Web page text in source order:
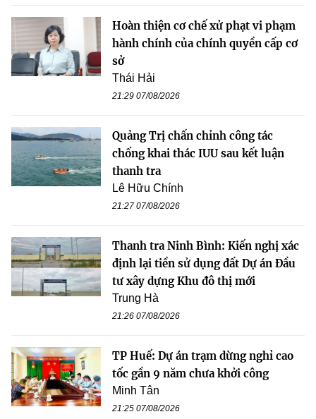
Hoàn thiện cơ chế xử phạt vi phạm
hành chính của chính quyền cấp cơ
sở
Thái Hải
21:29 07/08/2026
Quảng Trị chấn chỉnh công tác
chống khai thác IUU sau kết luận
thanh tra
Lê Hữu Chính
21:27 07/08/2026
Thanh tra Ninh Bình: Kiến nghị xác
định lại tiền sử dụng đất Dự án Đầu
tư xây dựng Khu đô thị mới
Trung Hà
21:26 07/08/2026
TP Huế: Dự án trạm dừng nghỉ cao
tốc gần 9 năm chưa khởi công
Minh Tân
21:25 07/08/2026